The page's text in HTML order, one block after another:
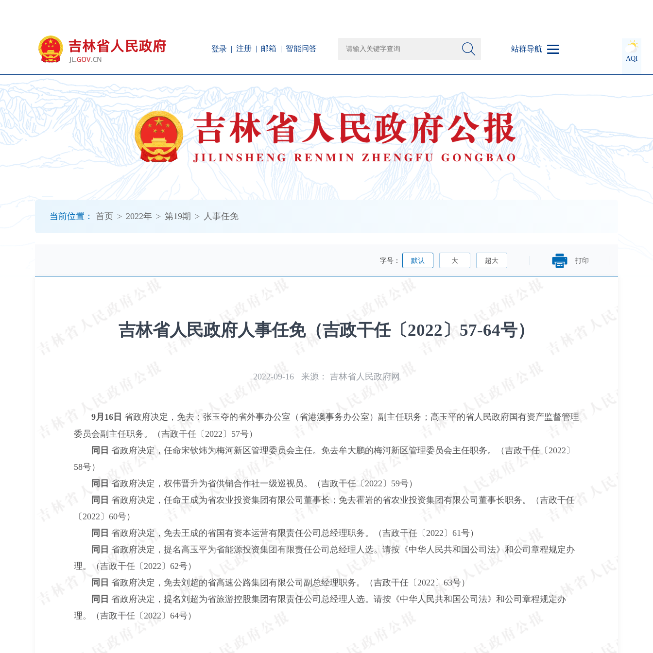
登录 注册 邮箱 智能问答 站群导航
AQI
当前位置： 首页 > 2022年 > 第19期 > 人事任免
打印
字号： 默认 大 超大
吉林省人民政府人事任免（吉政干任〔2022〕57-64号）
2022-09-16 来源： 吉林省人民政府网
9月16日 省政府决定，免去：张玉夺的省外事办公室（省港澳事务办公室）副主任职务；高玉平的省人民政府国有资产监督管理
委员会副主任职务。（吉政干任〔2022〕57号）
同日 省政府决定，任命宋钦炜为梅河新区管理委员会主任。免去牟大鹏的梅河新区管理委员会主任职务。（吉政干任〔2022〕
58号）
同日 省政府决定，权伟晋升为省供销合作社一级巡视员。（吉政干任〔2022〕59号）
同日 省政府决定，任命王成为省农业投资集团有限公司董事长；免去霍岩的省农业投资集团有限公司董事长职务。（吉政干任
〔2022〕60号）
同日 省政府决定，免去王成的省国有资本运营有限责任公司总经理职务。（吉政干任〔2022〕61号）
同日 省政府决定，提名高玉平为省能源投资集团有限责任公司总经理人选。请按《中华人民共和国公司法》和公司章程规定办
理。（吉政干任〔2022〕62号）
同日 省政府决定，免去刘超的省高速公路集团有限公司副总经理职务。（吉政干任〔2022〕63号）
同日 省政府决定，提名刘超为省旅游控股集团有限责任公司总经理人选。请按《中华人民共和国公司法》和公司章程规定办
理。（吉政干任〔2022〕64号）
障
碍
说
明
页
面,
按
加